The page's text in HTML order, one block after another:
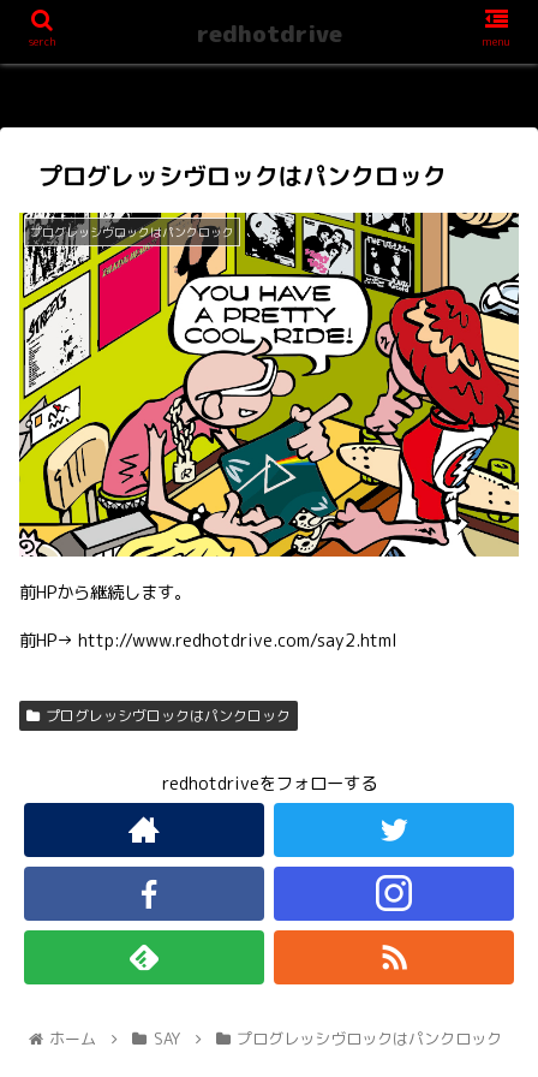
プログレッシヴロックはパンクロック
プログレッシヴロックはパンクロック
前HPから継続します。
前HP→ http://www.redhotdrive.com/say2.html
プログレッシヴロックはパンクロック
redhotdriveをフォローする
ホーム SAY プログレッシヴロックはパンクロック
serch redhotdrive menu